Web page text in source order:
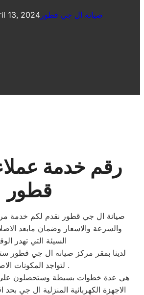
13, 2024صيانة ال جي قطور
رقم خدمة
قطور
صيانة ال جي قطور نقدم لكم خدمة
والسرعة والاسعار وضمان مابعد
السيئة التي تهدر
لدينا بمقر مركز صيانه ال جي قطور
لتواجد المكونات الاصلية .
هي عدة خطوات بسيطة وستحصلون
الاجهزة الكهربائية المنزلية ال جي